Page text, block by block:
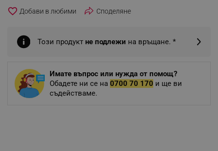
favorite_border Споделяне
Този продукт не подлежи на връщане. *
Имате въпрос или нужда от помощ?
Обадете ни се на 0700 70 170 и ще ви
съдействаме.